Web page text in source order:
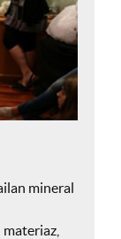
mineral